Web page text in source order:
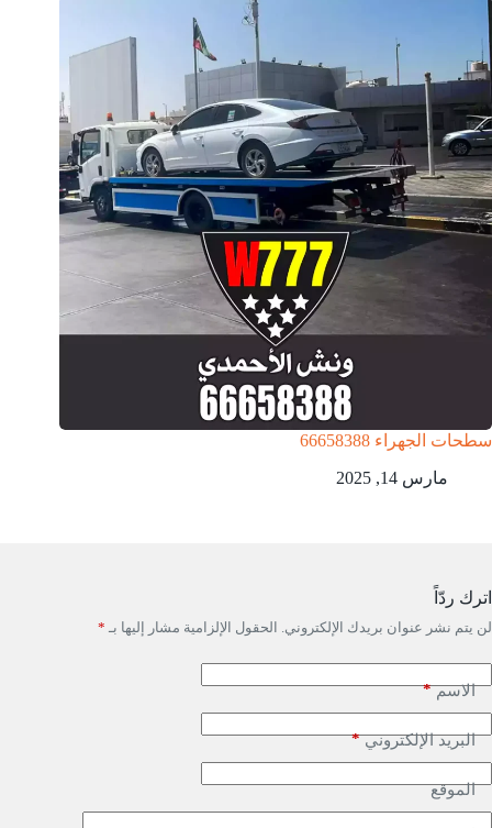
سطحات الجهراء 66658388
مارس 14, 2025
اترك ردّاً
لن يتم نشر عنوان بريدك الإلكتروني. الحقول الإلزامية مشار إليها بـ *
الاسم*
البريد الإلكتروني*
الموقع